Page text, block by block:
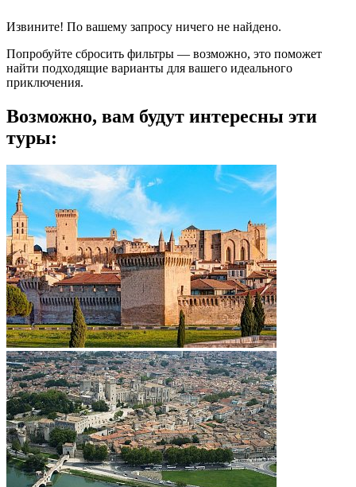
Извините! По вашему запросу ничего не найдено.
Попробуйте сбросить фильтры — возможно, это поможет
найти подходящие варианты для вашего идеального
приключения.
Возможно, вам будут интересны эти
туры: